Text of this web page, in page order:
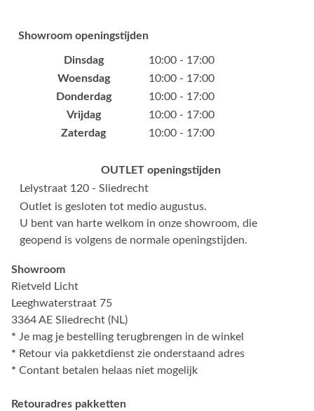
Showroom openingstijden
Dinsdag
10:00 - 17:00
Woensdag
10:00 - 17:00
Donderdag
10:00 - 17:00
Vrijdag
10:00 - 17:00
Zaterdag
10:00 - 17:00
OUTLET openingstijden
Lelystraat 120 - Sliedrecht
Outlet is gesloten tot medio augustus.
U bent van harte welkom in onze showroom, die
geopend is volgens de normale openingstijden.
Showroom
Rietveld Licht
Leeghwaterstraat 75
3364 AE Sliedrecht (NL)
* Je mag je bestelling terugbrengen in de winkel
* Retour via pakketdienst zie onderstaand adres
* Contant betalen helaas niet mogelijk
Retouradres pakketten